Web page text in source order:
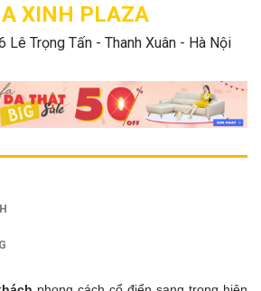
XINH PLAZA
Lê Trọng Tấn - Thanh Xuân - Hà Nội